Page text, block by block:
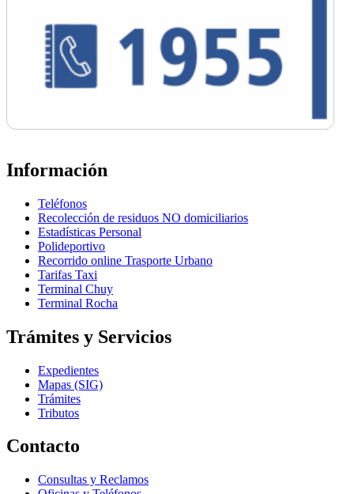
Información
Teléfonos
Recolección de residuos NO domiciliarios
Estadísticas Personal
Polideportivo
Recorrido online Trasporte Urbano
Tarifas Taxi
Terminal Chuy
Terminal Rocha
Trámites y Servicios
Expedientes
Mapas (SIG)
Trámites
Tributos
Contacto
Consultas y Reclamos